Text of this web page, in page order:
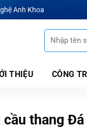
Anh Khoa
Tìm
kiếm:
THIỆU CÔNG
cầu thang